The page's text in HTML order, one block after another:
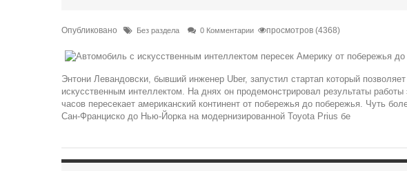
Опубликовано Без раздела 0 Комментарии просмотров (4368)
Энтони Левандовски, бывший инженер Uber, запустил стартап который
искусственным интеллектом. На днях он продемонстрировал результаты
часов пересекает американский континент от побережья до побережья. Чуть
Сан-Франциско до Нью-Йорка на модернизированной Toyota Prius бе